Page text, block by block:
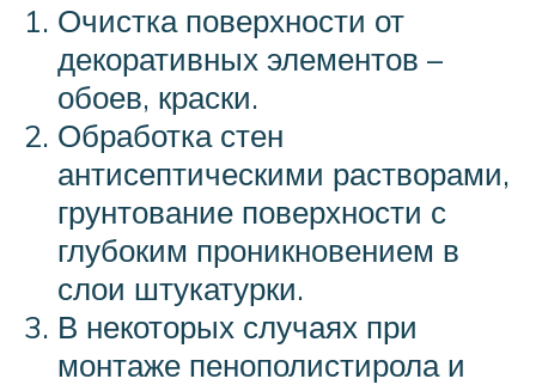
Очистка поверхности от
декоративных элементов –
обоев, краски.
Обработка стен
антисептическими растворами,
грунтование поверхности с
глубоким проникновением в
слои штукатурки.
В некоторых случаях при
монтаже пенополистирола и